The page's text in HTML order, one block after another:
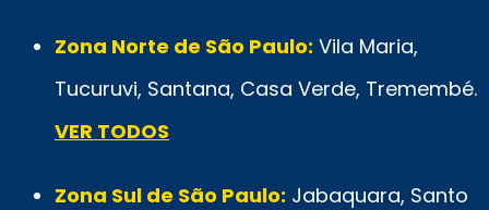
Zona Norte de São Paulo: Vila Maria,
Tucuruvi, Santana, Casa Verde, Tremembé.
VER TODOS
Zona Sul de São Paulo: Jabaquara, Santo